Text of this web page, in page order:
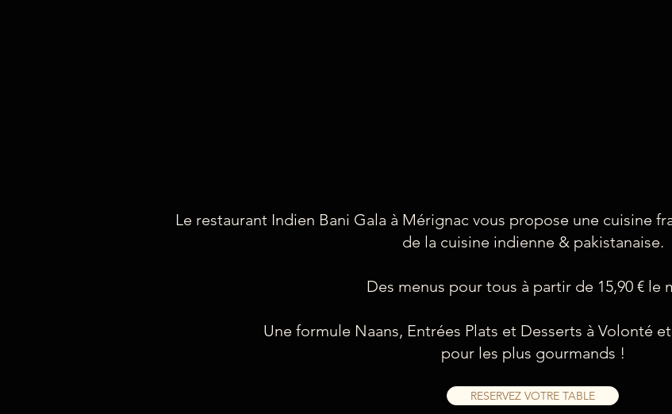
Le restaurant Indien Bani Gala à Mérignac vous propose une cuisine
de la cuisine indienne & pakistanaise.
Des menus pour tous à partir de 15,90 € le
Une formule Naans, Entrées Plats et Desserts à Volonté
pour les plus gourmands !
RESERVEZ VOTRE TABLE